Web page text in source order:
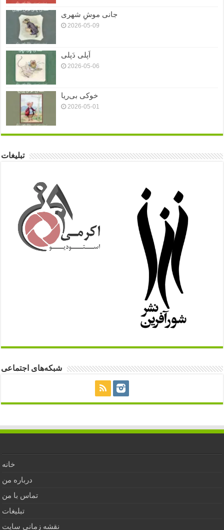
جانی موشِ شهری
2026-05-09
اَپلی دَپلی
2026-05-06
خوکی بی‌ریا
2026-05-01
تبلیغات
شبکه‌های اجتماعی
خانه
درباره من
تماس با من
تبلیغات
نقشه زمانی سایت